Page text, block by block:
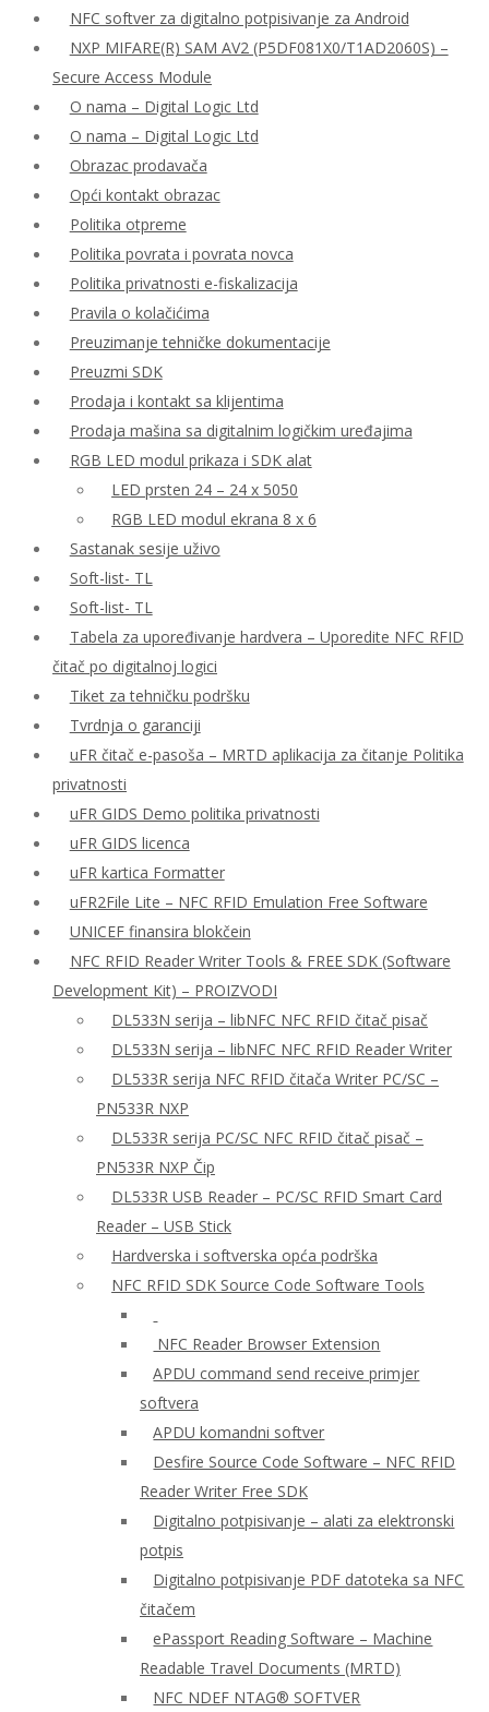
NFC softver za digitalno potpisivanje za Android
NXP MIFARE(R) SAM AV2 (P5DF081X0/T1AD2060S) –
Secure Access Module
O nama – Digital Logic Ltd
O nama – Digital Logic Ltd
Obrazac prodavača
Opći kontakt obrazac
Politika otpreme
Politika povrata i povrata novca
Politika privatnosti e-fiskalizacija
Pravila o kolačićima
Preuzimanje tehničke dokumentacije
Preuzmi SDK
Prodaja i kontakt sa klijentima
Prodaja mašina sa digitalnim logičkim uređajima
RGB LED modul prikaza i SDK alat
LED prsten 24 – 24 x 5050
RGB LED modul ekrana 8 x 6
Sastanak sesije uživo
Soft-list- TL
Soft-list- TL
Tabela za upoređivanje hardvera – Uporedite NFC RFID
čitač po digitalnoj logici
Tiket za tehničku podršku
Tvrdnja o garanciji
uFR čitač e-pasoša – MRTD aplikacija za čitanje Politika
privatnosti
uFR GIDS Demo politika privatnosti
uFR GIDS licenca
uFR kartica Formatter
uFR2File Lite – NFC RFID Emulation Free Software
UNICEF finansira blokčein
NFC RFID Reader Writer Tools & FREE SDK (Software
Development Kit) – PROIZVODI
DL533N serija – libNFC NFC RFID čitač pisač
DL533N serija – libNFC NFC RFID Reader Writer
DL533R serija NFC RFID čitača Writer PC/SC –
PN533R NXP
DL533R serija PC/SC NFC RFID čitač pisač –
PN533R NXP Čip
DL533R USB Reader – PC/SC RFID Smart Card
Reader – USB Stick
Hardverska i softverska opća podrška
NFC RFID SDK Source Code Software Tools
NFC Reader Browser Extension
APDU command send receive primjer
softvera
APDU komandni softver
Desfire Source Code Software – NFC RFID
Reader Writer Free SDK
Digitalno potpisivanje – alati za elektronski
potpis
Digitalno potpisivanje PDF datoteka sa NFC
čitačem
ePassport Reading Software – Machine
Readable Travel Documents (MRTD)
NFC NDEF NTAG® SOFTVER